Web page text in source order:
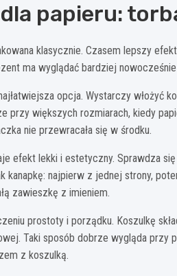
papieru:
klasycznie. Czasem lepszy
ma wyglądać bardziej
opcja. Wystarczy włożyć
przy większych rozmiarach, kiedy
nie przewracała się w środku.
efekt lekki i estetyczny. Sprawdza
kanapkę: najpierw z jednej strony,
zawieszkę z imieniem.
prostoty i porządku. Koszulkę
Taki sposób dobrze wygląda przy
z koszulką.